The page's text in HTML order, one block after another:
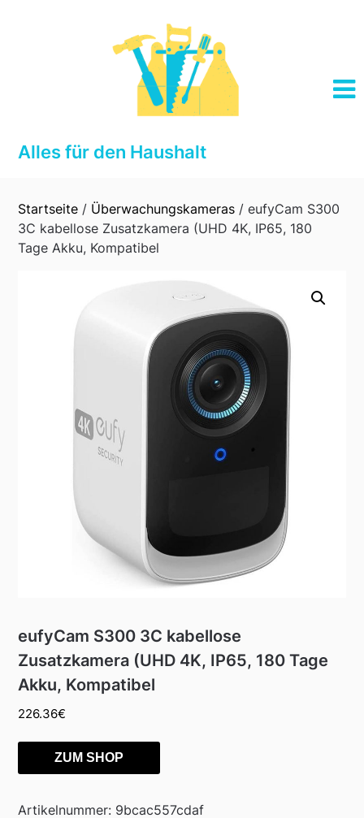
Alles für den Haushalt
Startseite / Überwachungskameras / eufyCam S300
3C kabellose Zusatzkamera (UHD 4K, IP65, 180
Tage Akku, Kompatibel
eufyCam S300 3C kabellose
Zusatzkamera (UHD 4K, IP65, 180 Tage
Akku, Kompatibel
226.36€
ZUM SHOP
Artikelnummer: 9bcac557cdaf